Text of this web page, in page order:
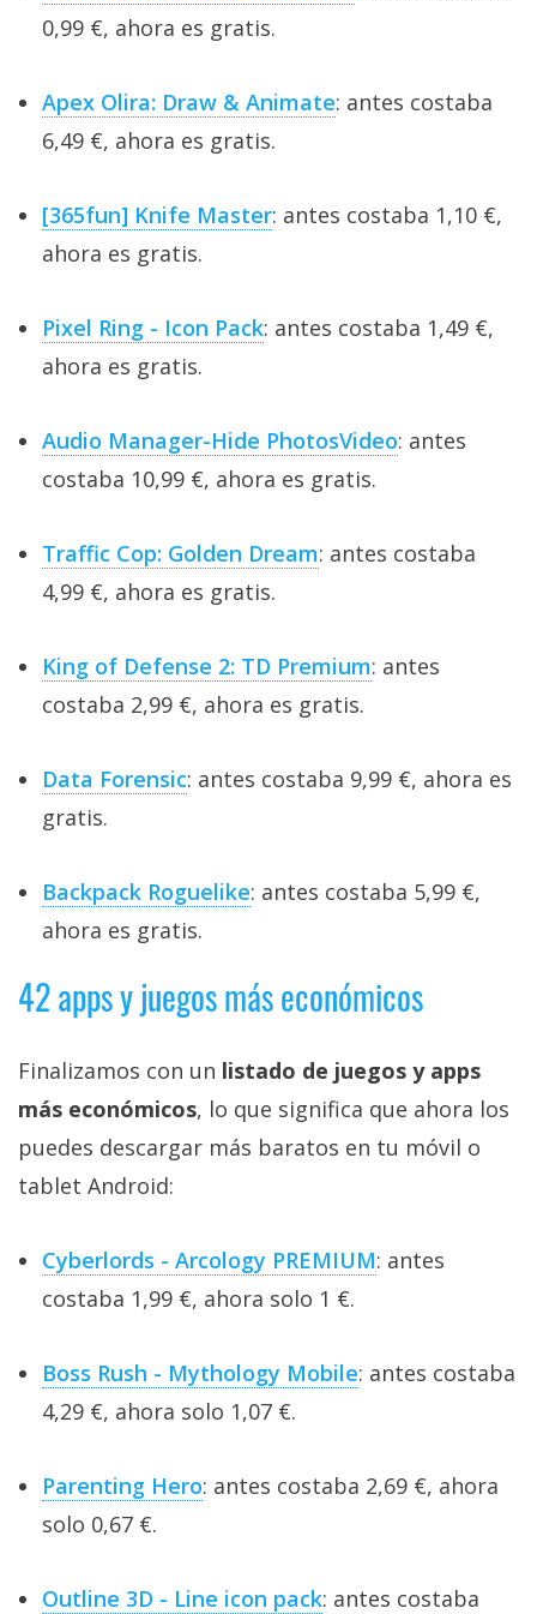
0,99 €, ahora es gratis.
Apex Olira: Draw & Animate: antes costaba
6,49 €, ahora es gratis.
[365fun] Knife Master: antes costaba 1,10 €,
ahora es gratis.
Pixel Ring - Icon Pack: antes costaba 1,49 €,
ahora es gratis.
Audio Manager-Hide PhotosVideo: antes
costaba 10,99 €, ahora es gratis.
Traffic Cop: Golden Dream: antes costaba
4,99 €, ahora es gratis.
King of Defense 2: TD Premium: antes
costaba 2,99 €, ahora es gratis.
Data Forensic: antes costaba 9,99 €, ahora es
gratis.
Backpack Roguelike: antes costaba 5,99 €,
ahora es gratis.
42 apps y juegos más económicos
Finalizamos con un listado de juegos y apps
más económicos, lo que significa que ahora los
puedes descargar más baratos en tu móvil o
tablet Android:
Cyberlords - Arcology PREMIUM: antes
costaba 1,99 €, ahora solo 1 €.
Boss Rush - Mythology Mobile: antes costaba
4,29 €, ahora solo 1,07 €.
Parenting Hero: antes costaba 2,69 €, ahora
solo 0,67 €.
Outline 3D - Line icon pack: antes costaba